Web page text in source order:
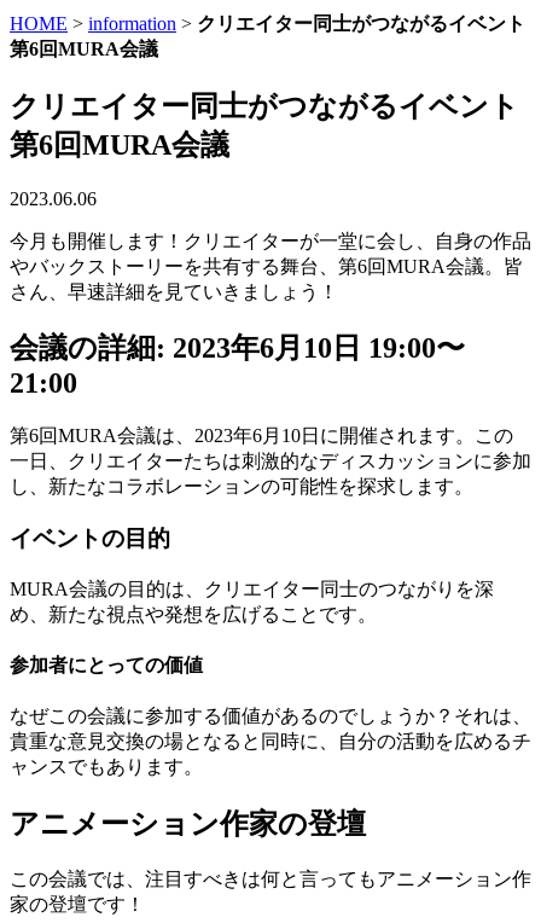
HOME > information > クリエイター同士がつながるイベント
第6回MURA会議
クリエイター同士がつながるイベント
第6回MURA会議
2023.06.06
今月も開催します！クリエイターが一堂に会し、自身の作品
やバックストーリーを共有する舞台、第6回MURA会議。皆
さん、早速詳細を見ていきましょう！
会議の詳細: 2023年6月10日 19:00〜
21:00
第6回MURA会議は、2023年6月10日に開催されます。この
一日、クリエイターたちは刺激的なディスカッションに参加
し、新たなコラボレーションの可能性を探求します。
イベントの目的
MURA会議の目的は、クリエイター同士のつながりを深
め、新たな視点や発想を広げることです。
参加者にとっての価値
なぜこの会議に参加する価値があるのでしょうか？それは、
貴重な意見交換の場となると同時に、自分の活動を広めるチ
ャンスでもあります。
アニメーション作家の登壇
この会議では、注目すべきは何と言ってもアニメーション作
家の登壇です！